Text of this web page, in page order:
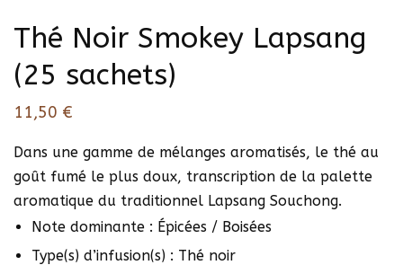
Thé Noir Smokey Lapsang
(25 sachets)
11,50 €
Dans une gamme de mélanges aromatisés, le thé au
goût fumé le plus doux, transcription de la palette
aromatique du traditionnel Lapsang Souchong.
Note dominante : Épicées / Boisées
Type(s) d’infusion(s) : Thé noir